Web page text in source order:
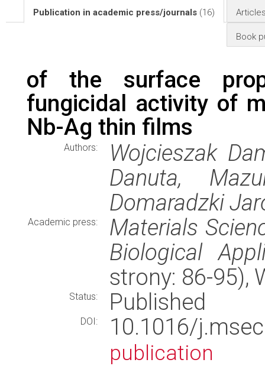
Publication in academic press/journals (16)
Book
of the surface
fungicidal activity of
Nb-Ag thin films
Authors:
Wojcieszak
Danuta,
Domaradzki
Academic press:
Materials
Biological
strony: 86-95),
Status: Published
DOI: 10.1016/
publication